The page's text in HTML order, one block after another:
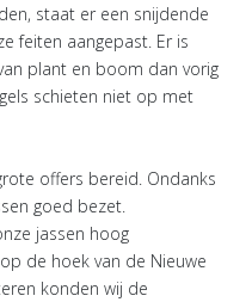
staat er een snijdende
feiten aangepast. Er is
plant en boom dan vorig
schieten niet op met
offers bereid. Ondanks
goed bezet.
jassen hoog
de hoek van de Nieuwe
konden wij de